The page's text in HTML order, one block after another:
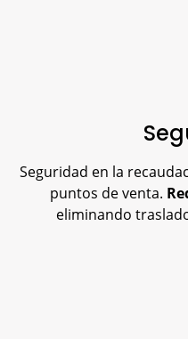
Seguridad en la
puntos de venta.
eliminando